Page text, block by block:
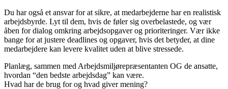
Du har også et ansvar for at sikre, at medarbejderne har en realistisk
arbejdsbyrde. Lyt til dem, hvis de føler sig overbelastede, og vær
åben for dialog omkring arbejdsopgaver og prioriteringer. Vær ikke
bange for at justere deadlines og opgaver, hvis det betyder, at dine
medarbejdere kan levere kvalitet uden at blive stressede.
Planlæg, sammen med Arbejdsmiljørepræsentanten OG de ansatte,
hvordan “den bedste arbejdsdag” kan være.
Hvad har de brug for og hvad giver mening?